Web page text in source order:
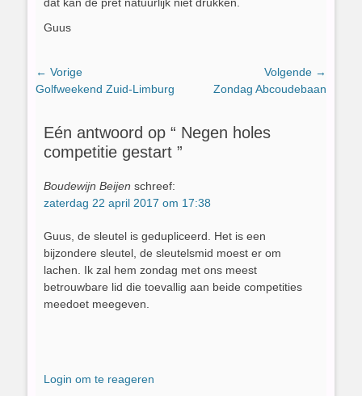
Guus
Bericht
navigatie
← Vorige
Vorig
Golfweekend Zuid-Limburg
Volgende →
VolgendZondag Abcoudebaan
Eén antwoord op “ Negen holes
competitie gestart ”
Boudewijn Beijen schreef:
zaterdag 22 april 2017 om 17:38
Guus, de sleutel is gedupliceerd. Het is een
bijzondere sleutel, de sleutelsmid moest er om
lachen. Ik zal hem zondag met ons meest
betrouwbare lid die toevallig aan beide competities
meedoet meegeven.
Login om te reageren